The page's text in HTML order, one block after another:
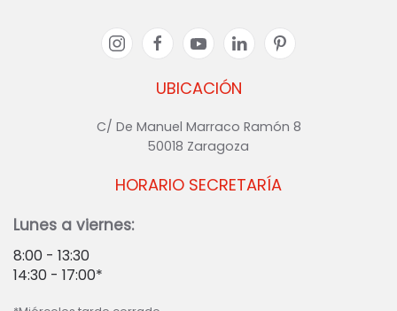
UBICACIÓN
C/ De Manuel Marraco Ramón 8
50018 Zaragoza
HORARIO SECRETARÍA
Lunes a viernes:
8:00 - 13:30
14:30 - 17:00*